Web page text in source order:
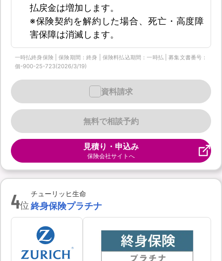
払戻金は増加します。
※保険契約を解約した場合、死亡・高度障
害保障は消滅します。
一時払終身保険 | 保険期間：終身 | 保険料払込期間：一時払 | 募集文書番号：
個-900-25-723(2026/3/19)
無料で相談予約
資料請求
見積り・申込み
保険会社サイトへ
4位
チューリッヒ生命
終身保険プラチナ